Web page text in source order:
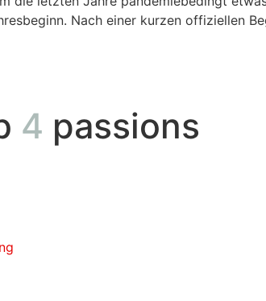
Nach einer kurzen offiziellen
4 passions